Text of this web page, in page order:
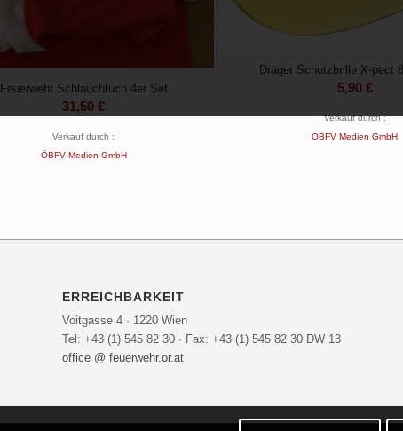
Feuerwehr Schlauchtuch 4er Set
31,50€
Verkauf durch :
ÖBFV Medien GmbH
Dräger Schutzbrille X-pect
5,90 €
Verkauf durch :
ÖBFV Medien GmbH
ERREICHBARKEIT
Voitgasse 4 · 1220 Wien
Tel: +43 (1) 545 82 30 · Fax: +43 (1) 545 82 30 DW 13
office @ feuerwehr.or.at